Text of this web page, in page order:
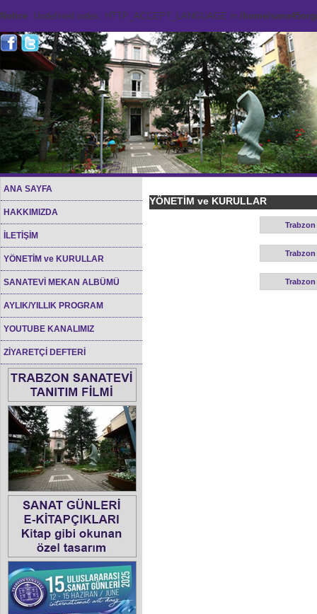
Notice: Undefined index: HTTP_ACCEPT_LANGUAGE in /home/
ANA SAYFA
HAKKIMIZDA
İLETİŞİM
YÖNETİM ve KURULLAR
SANATEVİ MEKAN ALBÜMÜ
AYLIK/YILLIK PROGRAM
YOUTUBE KANALIMIZ
ZİYARETÇİ DEFTERİ
YÖNETİM ve KURULLAR